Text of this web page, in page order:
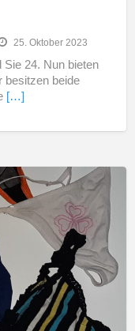
25. Oktober 2023
Sie 24. Nun bieten
besitzen beide
[…]